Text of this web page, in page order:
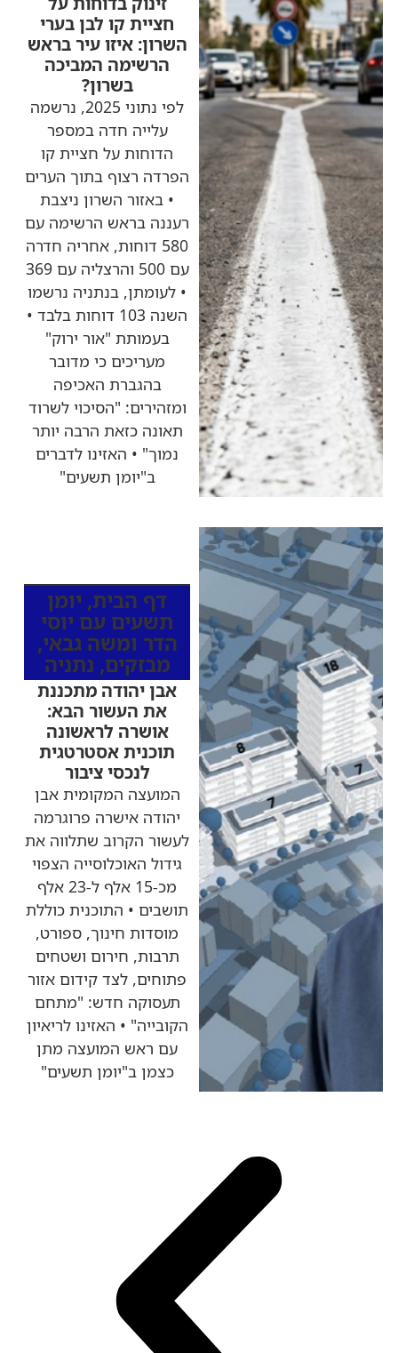
חציית קו לבן בערי
השרון: איזו עיר בראש
הרשימה המביכה
בשרון?
לפי נתוני 2025, נרשמה
עלייה חדה במספר
הדוחות על חציית קו
הפרדה רצוף בתוך הערים
• באזור השרון ניצבת
רעננה בראש הרשימה עם
580 דוחות, אחריה חדרה
עם 500 והרצליה עם 369
• לעומתן, בנתניה נרשמו
השנה 103 דוחות בלבד •
בעמותת "אור ירוק"
מעריכים כי מדובר
בהגברת האכיפה
ומזהירים: "הסיכוי לשרוד
תאונה כזאת הרבה יותר
נמוך" • האזינו לדברים
ב"יומן תשעים"
דף הבית, יומן
תשעים עם יוסי
הדר ומשה גבאי,
מבזקים, נתניה
אבן יהודה מתכננת
את העשור הבא:
אושרה לראשונה
תוכנית אסטרטגית
לנכסי ציבור
המועצה המקומית אבן
יהודה אישרה פרוגרמה
לעשור הקרוב שתלווה את
גידול האוכלוסייה הצפוי
מכ-15 אלף ל-23 אלף
תושבים • התוכנית כוללת
מוסדות חינוך, ספורט,
תרבות, חירום ושטחים
פתוחים, לצד קידום אזור
תעסוקה חדש: "מתחם
הקובייה" • האזינו לריאיון
עם ראש המועצה מתן
כצמן ב"יומן תשעים"